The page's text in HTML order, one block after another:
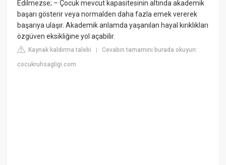
Edilmezse; – Çocuk mevcut kapasitesinin altında akademik
başarı gösterir veya normalden daha fazla emek vererek
başarıya ulaşır. Akademik anlamda yaşanılan hayal kırıklıkları
özgüven eksikliğine yol açabilir.
Kaynak kaldırma talebi |Cevabın tamamını burada okuyun:
cocukruhsagligi.com